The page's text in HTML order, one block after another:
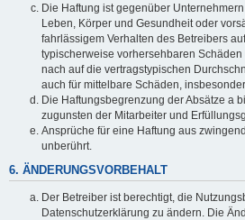
Die Haftung ist gegenüber
Leben, Körper und Gesundheit oder
fahrlässigem Verhalten des Betreibers
typischerweise vorhersehbaren
nach auf die vertragstypischen
auch für mittelbare Schäden,
Die Haftungsbegrenzung der Absätze a
zugunsten der Mitarbeiter und
Ansprüche für eine Haftung aus
unberührt.
6. ÄNDERUNGSVORBEHALT
Der Betreiber ist berechtigt, die
Datenschutzerklärung zu ändern. Die